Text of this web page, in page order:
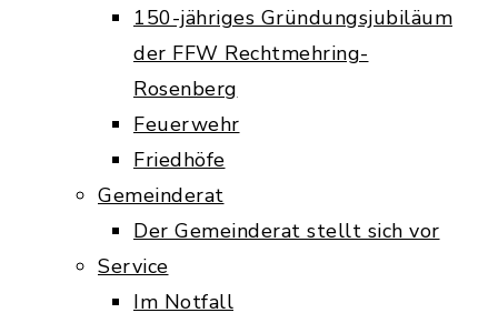
150-jähriges Gründungsjubiläum
der FFW Rechtmehring-
Rosenberg
Feuerwehr
Friedhöfe
Gemeinderat
Der Gemeinderat stellt sich vor
Service
Im Notfall